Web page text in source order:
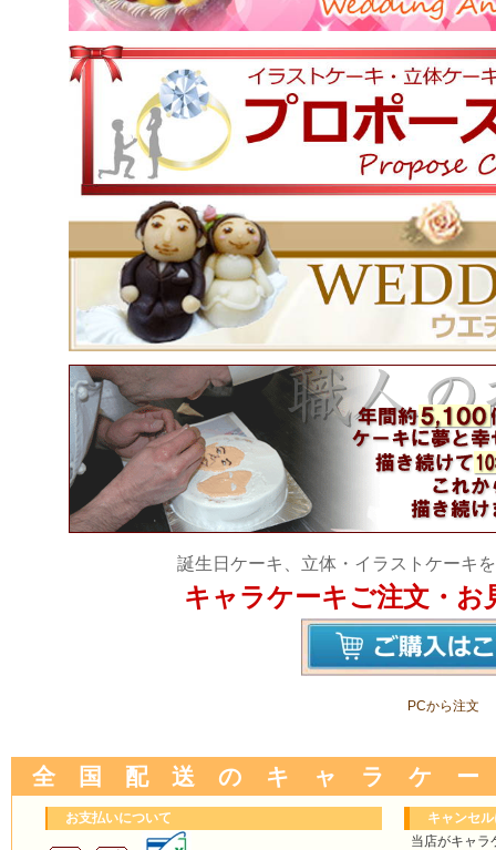
誕生日ケーキ、立体・イラストケーキ
キャラケーキご注文・お
PCから注文
全 国 配 送 の キ ャ ラ ケ
お支払いについて
キャンセル
当店がキャラ